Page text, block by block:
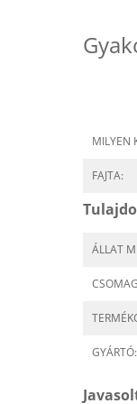
MILYEN
FAJTA:
ÁLLAT
GYÁRTÓ: